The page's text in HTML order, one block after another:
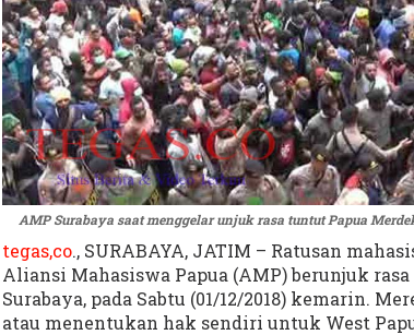
t
P
a
p
u
a
M
e
r
d
k
a
AMP Surabaya saat menggelar unjuk rasa tuntut Papua
tegas,co., SURABAYA, JATIM – Ratusan
Aliansi Mahasiswa Papua (AMP) berunjuk rasa
Surabaya, pada Sabtu (01/12/2018) kemarin.
atau menentukan hak sendiri untuk West